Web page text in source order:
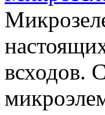
всходов.